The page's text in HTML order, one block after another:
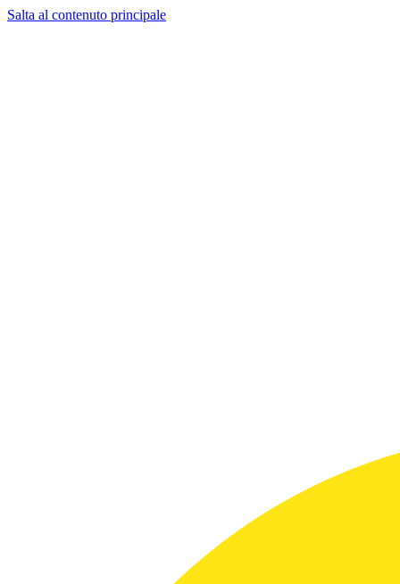
Salta al contenuto principale